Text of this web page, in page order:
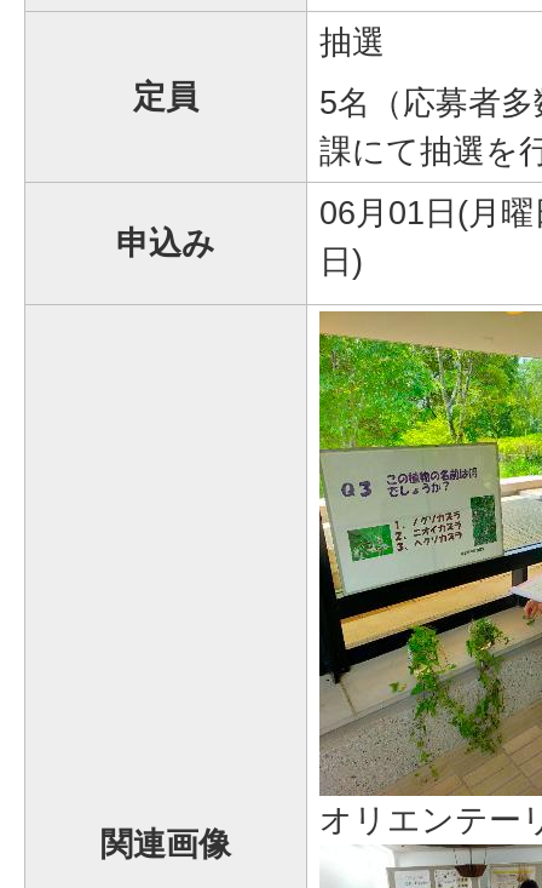
定員
抽選
5名（応募者
課にて抽選を
申込み
06月01日(月
日)
関連画像
オリエンテー